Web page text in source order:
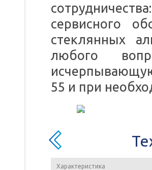
сервисного
стеклянных
любого
55 и при
Характеристика